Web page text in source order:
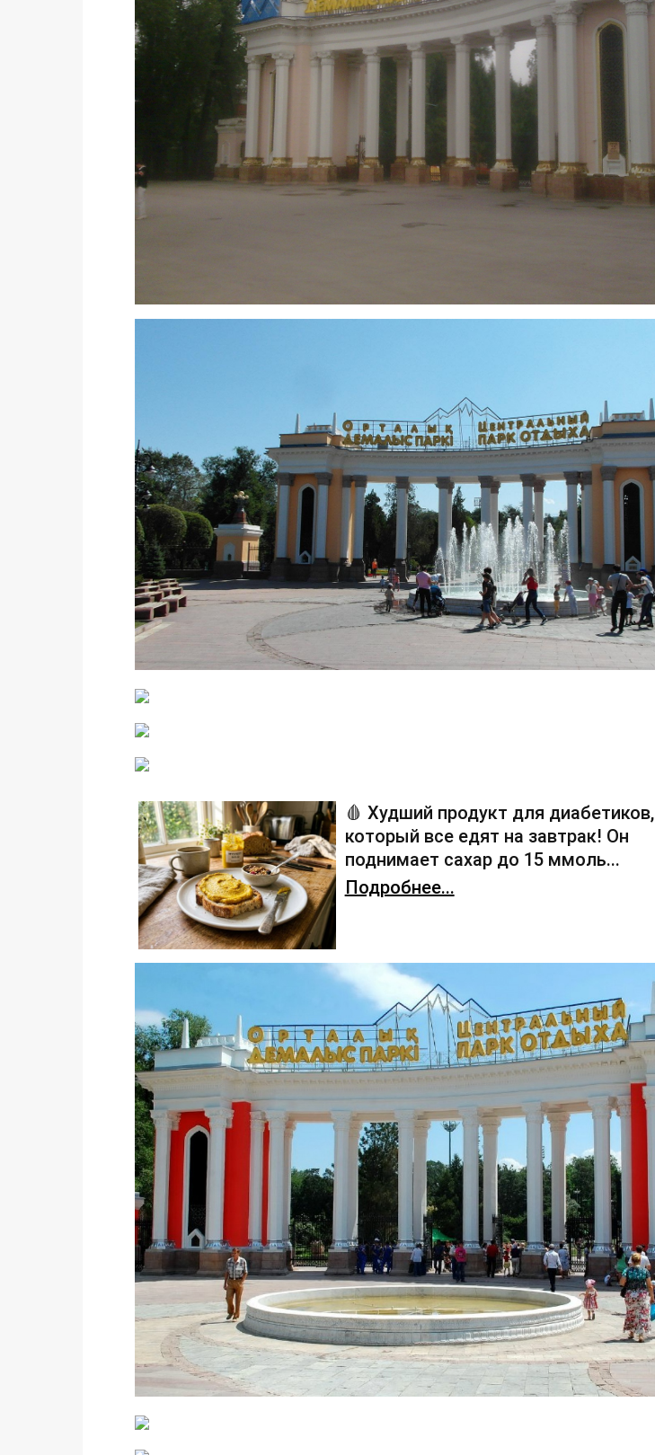
🩸 Худший продукт для диабетиков,
который все едят на завтрак! Он
поднимает сахар до 15 ммоль...
Подробнее...